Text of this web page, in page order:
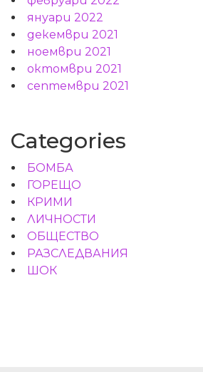
януари 2022
декември 2021
ноември 2021
октомври 2021
септември 2021
Categories
БОМБА
ГОРЕЩО
КРИМИ
ЛИЧНОСТИ
ОБЩЕСТВО
РАЗСЛЕДВАНИЯ
ШОК